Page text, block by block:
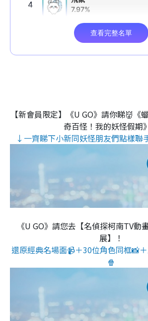
【新會員限定】《U GO》請你睇👹《
奇百怪！我的妖怪假期
↓一齊睇下小新同妖怪朋友們點樣聯
《U GO》請您去【名偵探柯南TV動
展】！
還原經典名場面📹＋30位角色同框📸
🍿